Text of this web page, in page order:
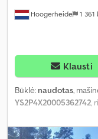
Hoogerheide 1 361
Klausti
Būklė: naudotas,
YS2P4X20005362742,
dydis:385/55 R22.5,